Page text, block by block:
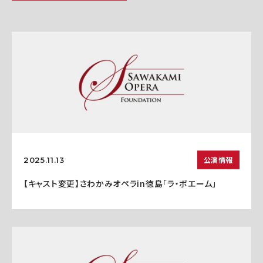
2025.11.13 公演情報
【キャスト変更】さわかみオペラin徳島「ラ・ボエーム」